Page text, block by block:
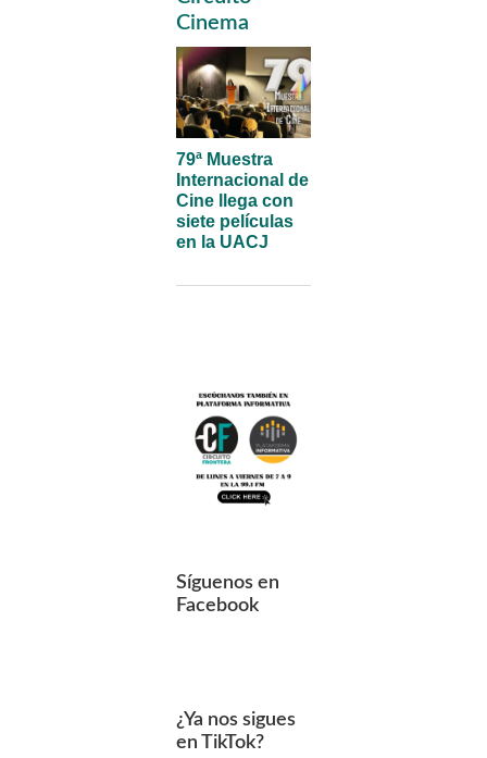
Sidebar
Cinema
79ª Muestra
Internacional de
Cine llega con
siete películas
en la UACJ
Síguenos en
Facebook
¿Ya nos sigues
en TikTok?